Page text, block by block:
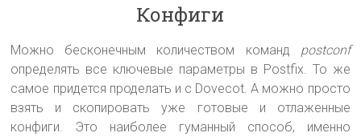
Конфиги
Можно бесконечным количеством команд postconf
определять все ключевые параметры в Postfix. То же
самое придется проделать и с Dovecot. А можно просто
взять и скопировать уже готовые и отлаженные
конфиги. Это наиболее гуманный способ, именно